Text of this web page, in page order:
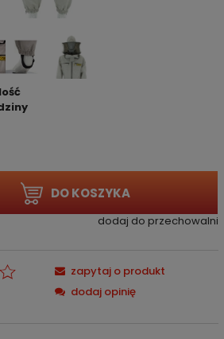
DO KOSZYKA
dodaj do przechowalni
zapytaj o produkt
dodaj opinię